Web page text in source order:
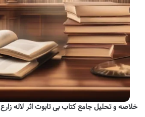
خلاصه و تحلیل جامع کتاب بی تابوت اثر لاله زارع